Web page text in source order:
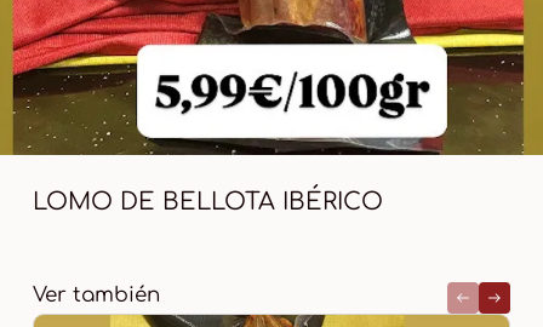
LOMO DE BELLOTA IBÉRICO
Ver también